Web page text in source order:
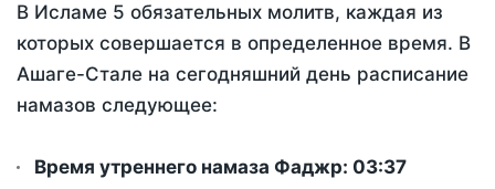
В Исламе 5 обязательных молитв, каждая из
которых совершается в определенное время. В
Ашаге-Стале на сегодняшний день расписание
намазов следующее:
Время утреннего намаза Фаджр: 03:37